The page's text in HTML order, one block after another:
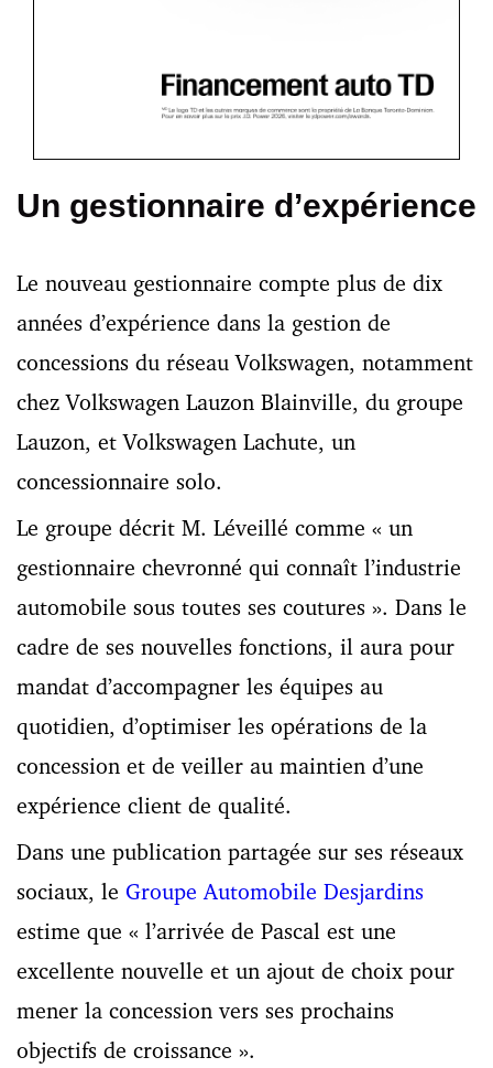
Un gestionnaire d’expérience
Le nouveau gestionnaire compte plus de dix
années d’expérience dans la gestion de
concessions du réseau Volkswagen, notamment
chez Volkswagen Lauzon Blainville, du groupe
Lauzon, et Volkswagen Lachute, un
concessionnaire solo.
Le groupe décrit M. Léveillé comme « un
gestionnaire chevronné qui connaît l’industrie
automobile sous toutes ses coutures ». Dans le
cadre de ses nouvelles fonctions, il aura pour
mandat d’accompagner les équipes au
quotidien, d’optimiser les opérations de la
concession et de veiller au maintien d’une
expérience client de qualité.
Dans une publication partagée sur ses réseaux
sociaux, le Groupe Automobile Desjardins
estime que « l’arrivée de Pascal est une
excellente nouvelle et un ajout de choix pour
mener la concession vers ses prochains
objectifs de croissance ».